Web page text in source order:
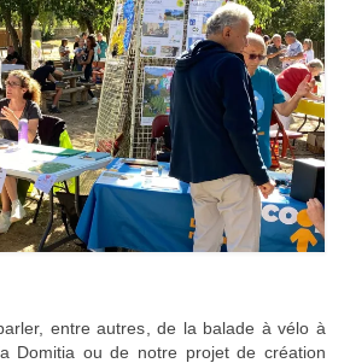
juridique
aux sociétaires
du parc
entre autres, de la balade à vélo à
Domitia ou de notre projet de création